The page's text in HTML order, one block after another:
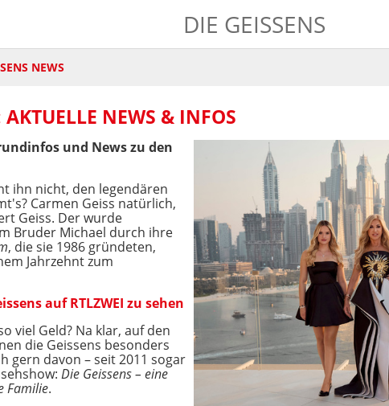
DIE GEISSENS
NEWS
AKTUELLE NEWS & INFOS
und News zu den
ihn nicht, den legendären
Carmen Geiss natürlich,
Geiss. Der wurde
Bruder Michael durch ihre
, die sie 1986 gründeten,
Jahrzehnt zum
auf RTLZWEI zu sehen
viel Geld? Na klar, auf den
die Geissens besonders
gern davon – seit 2011 sogar
Die Geissens – eine
Familie.